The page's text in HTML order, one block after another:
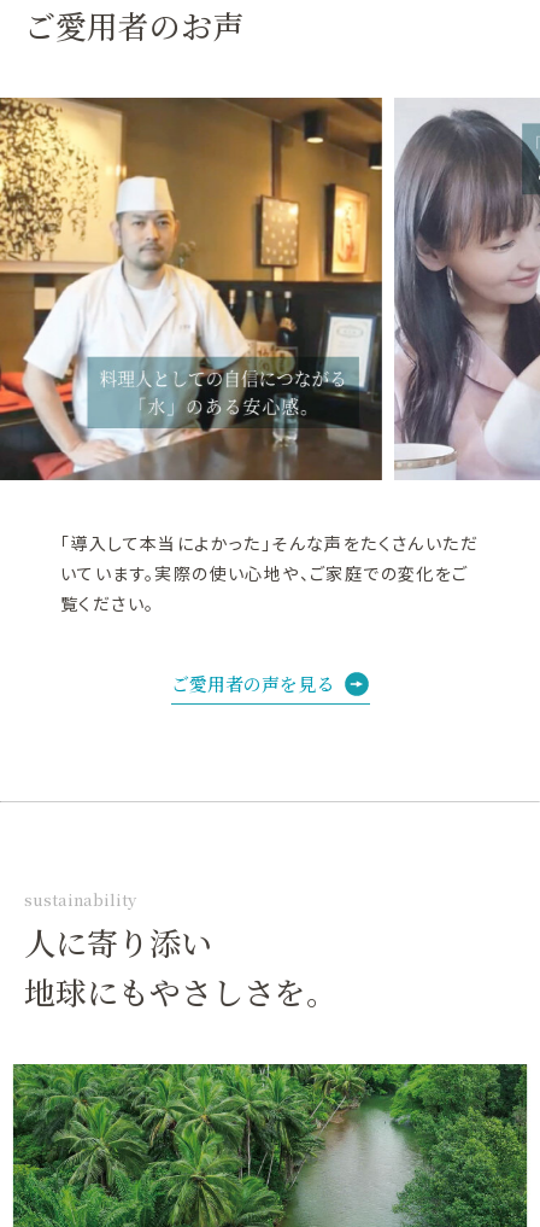
ご愛用者のお声
「導入して本当によかった」そんな声をたくさんいただ
いています。実際の使い心地や、ご家庭での変化をご
覧ください。
ご愛用者の声を見る
sustainability
人に寄り添い
地球にもやさしさを。